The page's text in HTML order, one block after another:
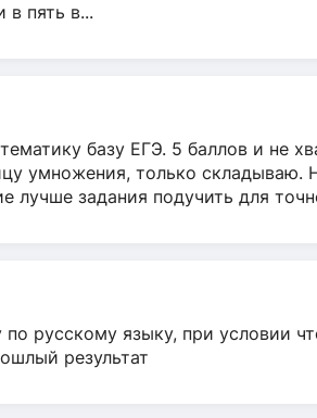
в пять в...
базу ЕГЭ. 5 баллов и не
умножения, только складываю.
лучше задания подучить для
по русскому языку, при условии
результат